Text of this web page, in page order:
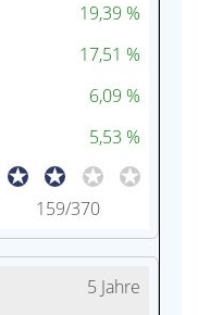
19,39 %
17,51 %
6,09 %
5,53 %
159/370
5 Jahre